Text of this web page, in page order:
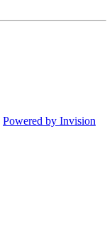
Powered by Invision